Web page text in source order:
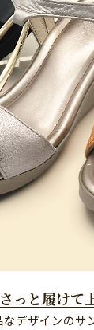
さっと履けて
デザインの